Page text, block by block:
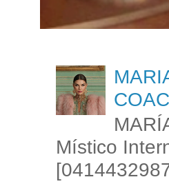
Místico